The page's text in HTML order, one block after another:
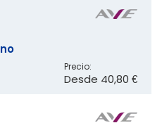
Precio:
Desde 40,80 €